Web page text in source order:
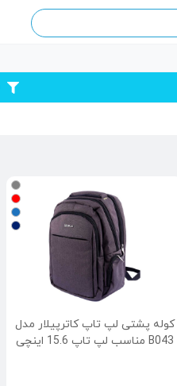
کوله پشتی لپ تاپ کاترپیلار مدل
B043 مناسب لپ تاپ 15.6 اینچی